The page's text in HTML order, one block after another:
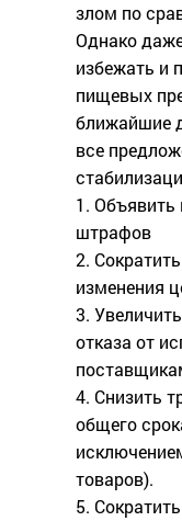
злом по
Однако
избежать и
пищевых
ближайшие
все
1. Объявить
штрафов
2.
изменения
3.
отказа от
4. Снизить
общего
товаров).
5.